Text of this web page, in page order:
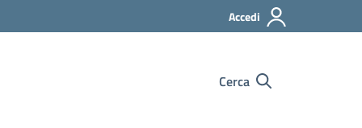
Accedi
Cerca